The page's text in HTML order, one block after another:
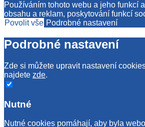
Používáním tohoto webu a jeho funkcí
obsahu a reklam, poskytování funkcí
Povolit vše Podrobné nastavení
Podrobné nastavení
Zde si můžete upravit nastavení
najdete zde.
Nutné
Nutné cookies pomáhají, aby byla